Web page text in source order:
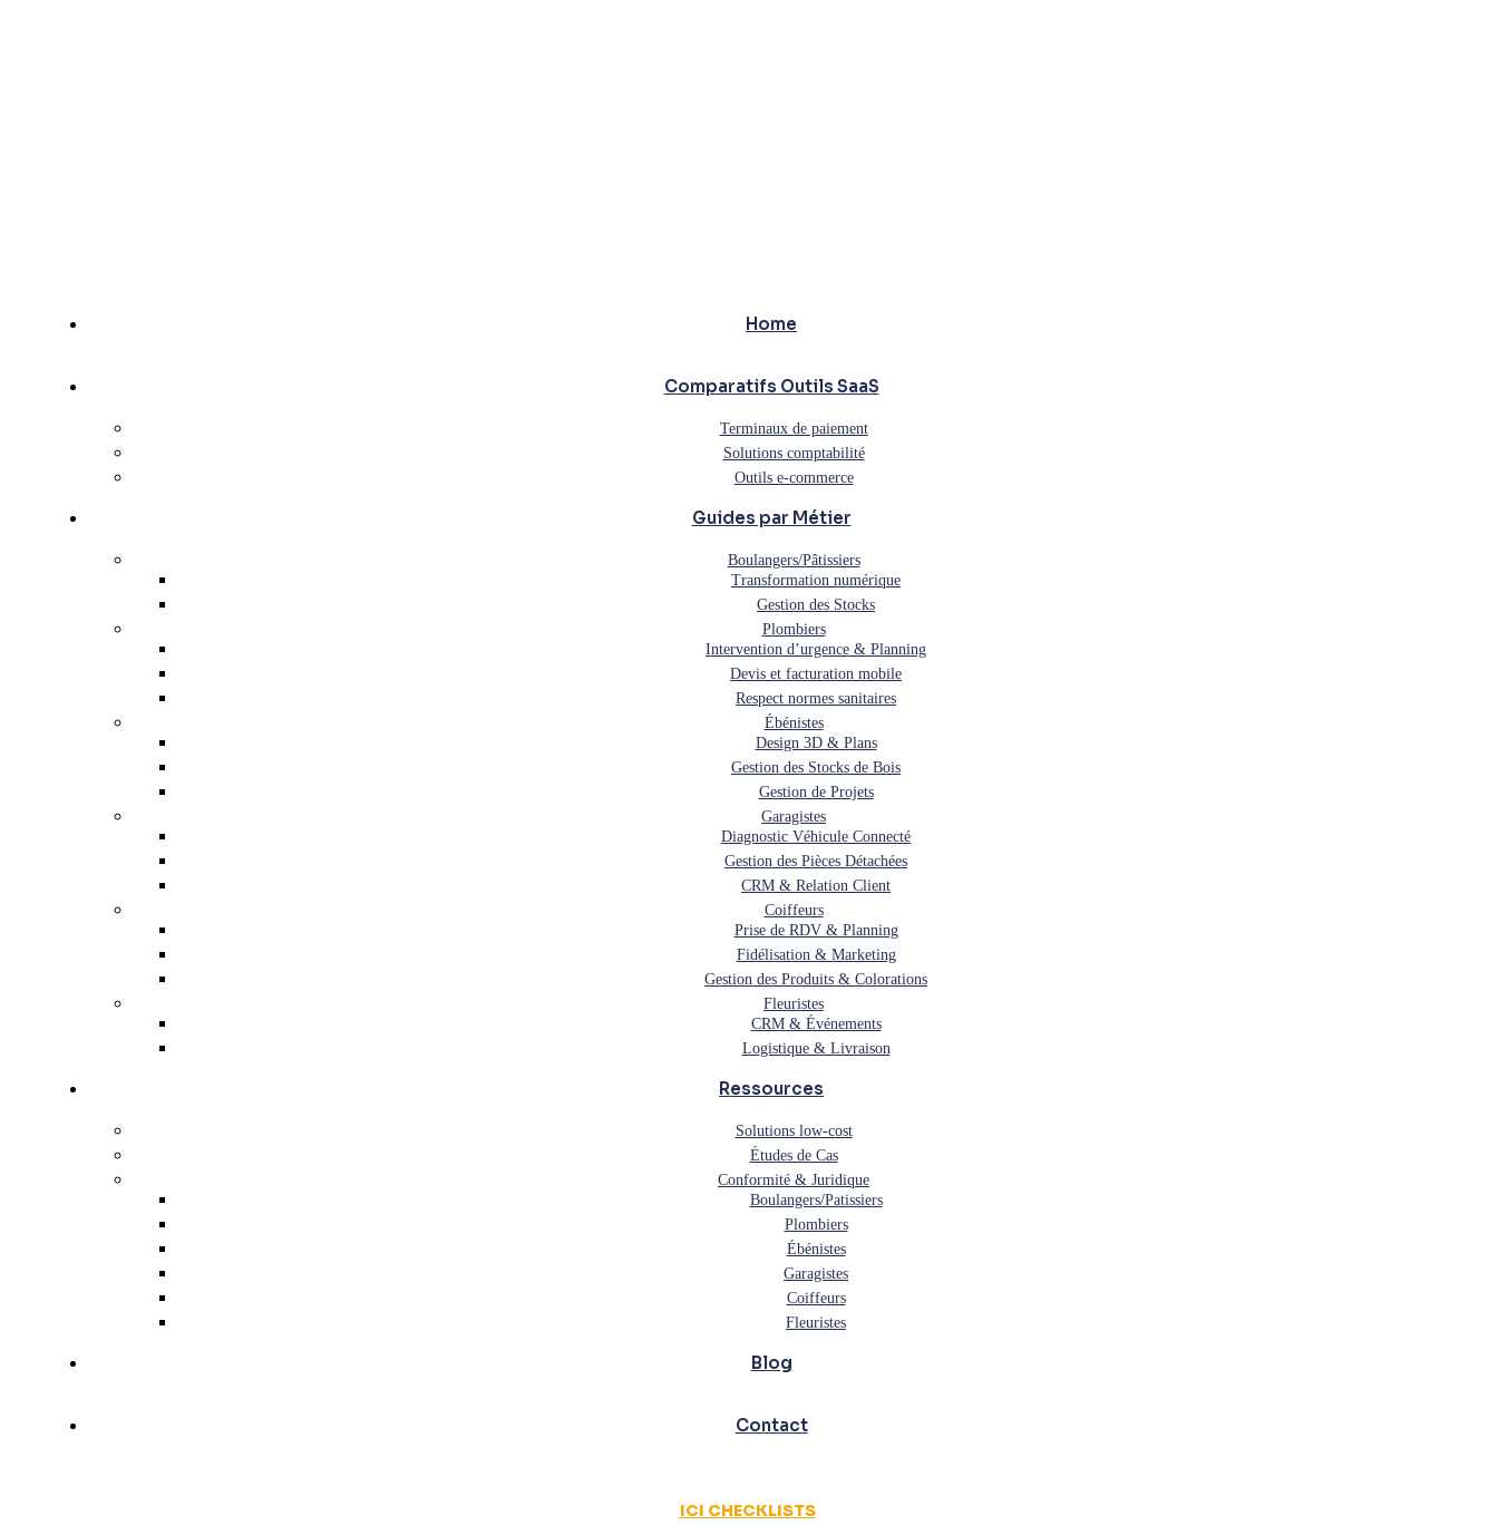
Home
Comparatifs Outils SaaS
Terminaux de paiement
Solutions comptabilité
Outils e-commerce
Guides par Métier
Boulangers/Pâtissiers
Transformation numérique
Gestion des Stocks
Plombiers
Intervention d’urgence & Planning
Devis et facturation mobile
Respect normes sanitaires
Ébénistes
Design 3D & Plans
Gestion des Stocks de Bois
Gestion de Projets
Garagistes
Diagnostic Véhicule Connecté
Gestion des Pièces Détachées
CRM & Relation Client
Coiffeurs
Prise de RDV & Planning
Fidélisation & Marketing
Gestion des Produits & Colorations
Fleuristes
CRM & Événements
Logistique & Livraison
Ressources
Solutions low-cost
Études de Cas
Conformité & Juridique
Boulangers/Patissiers
Plombiers
Ébénistes
Garagistes
Coiffeurs
Fleuristes
Blog
Contact
ICI CHECKLISTS